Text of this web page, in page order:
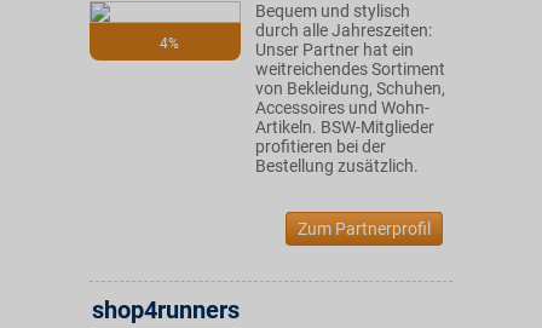
4%
Bequem und stylisch
durch alle Jahreszeiten:
Unser Partner hat ein
weitreichendes Sortiment
von Bekleidung, Schuhen,
Accessoires und Wohn-
Artikeln. BSW-Mitglieder
profitieren bei der
Bestellung zusätzlich.
Zum Partnerprofil
shop4runners